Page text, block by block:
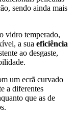
sendo ainda mais
vidro temperado,
a sua eficiência
ao desgaste,
um ecrã curvado
a diferentes
que as de